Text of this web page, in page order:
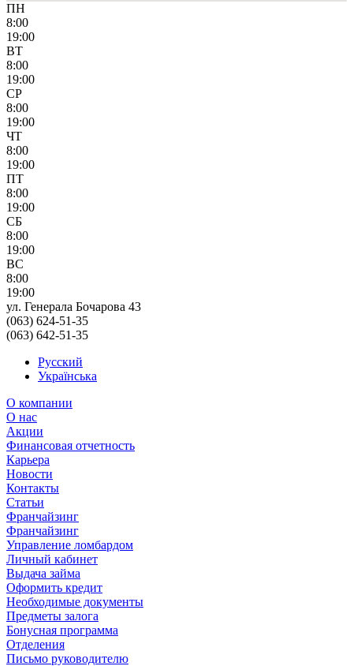
ПН
8:00
19:00
ВТ
8:00
19:00
СР
8:00
19:00
ЧТ
8:00
19:00
ПТ
8:00
19:00
СБ
8:00
19:00
ВС
8:00
19:00
ул. Генерала Бочарова 43
(063) 624-51-35
(063) 642-51-35
Русский
Українська
О компании
О нас
Акции
Финансовая отчетность
Карьера
Новости
Контакты
Статьи
Франчайзинг
Франчайзинг
Управление ломбардом
Личный кабинет
Выдача займа
Оформить кредит
Необходимые документы
Предметы залога
Бонусная программа
Отделения
Письмо руководителю